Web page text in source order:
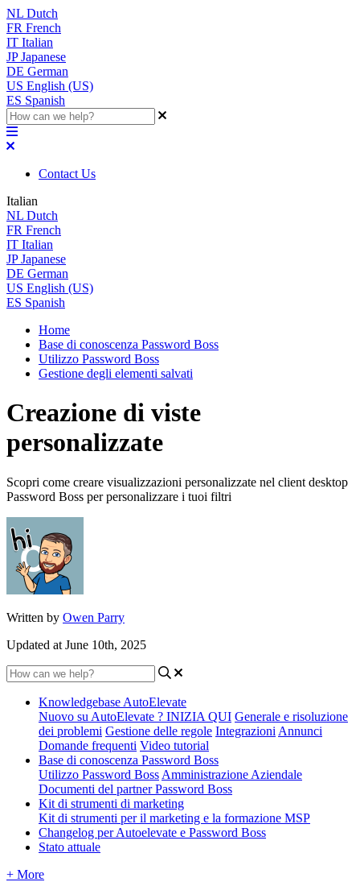
NL Dutch
FR French
IT Italian
JP Japanese
DE German
US English (US)
ES Spanish
Contact Us
Italian
NL Dutch
FR French
IT Italian
JP Japanese
DE German
US English (US)
ES Spanish
Home
Base di conoscenza Password Boss
Utilizzo Password Boss
Gestione degli elementi salvati
Creazione di viste
personalizzate
Scopri come creare visualizzazioni personalizzate nel client desktop
Password Boss per personalizzare i tuoi filtri
Written by Owen Parry
Updated at June 10th, 2025
Knowledgebase AutoElevate
Nuovo su AutoElevate ? INIZIA QUI Generale e risoluzione
dei problemi Gestione delle regole Integrazioni Annunci
Domande frequenti Video tutorial
Base di conoscenza Password Boss
Utilizzo Password Boss Amministrazione Aziendale
Documenti del partner Password Boss
Kit di strumenti di marketing
Kit di strumenti per il marketing e la formazione MSP
Changelog per Autoelevate e Password Boss
Stato attuale
+ More